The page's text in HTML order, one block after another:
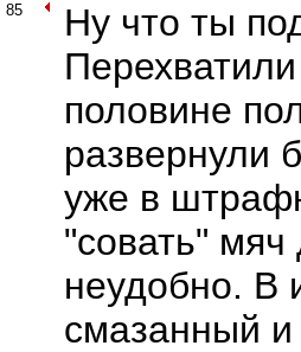
85
Ну что ты
половине
развернули
уже в
"совать" мяч
неудобно. В
смазанный и